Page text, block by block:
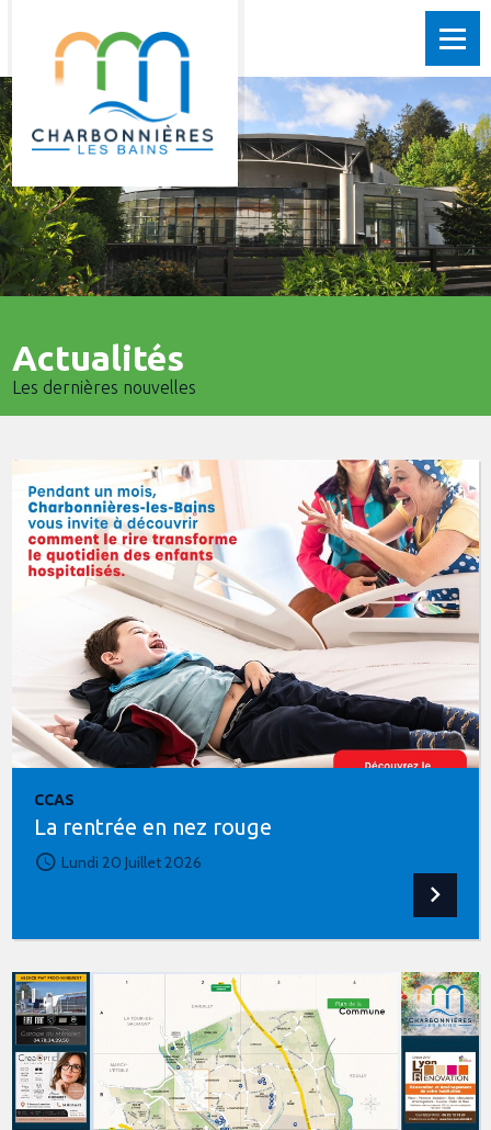
Actualités
Les dernières nouvelles
CCAS
La rentrée en nez rouge
Lundi 20 Juillet 2026